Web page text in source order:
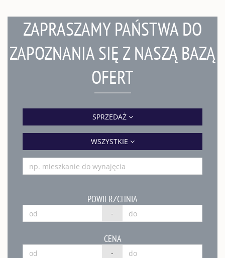
ZAPRASZAMY PAŃSTWA DO
ZAPOZNANIA SIĘ Z NASZĄ BAZĄ
OFERT
SPRZEDAŻ
WSZYSTKIE
POWIERZCHNIA
-
CENA
-